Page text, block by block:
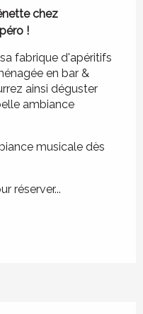
chez
!
fabrique d'apéritifs
en bar &
ainsi déguster
ambiance
musicale dès
réserver...